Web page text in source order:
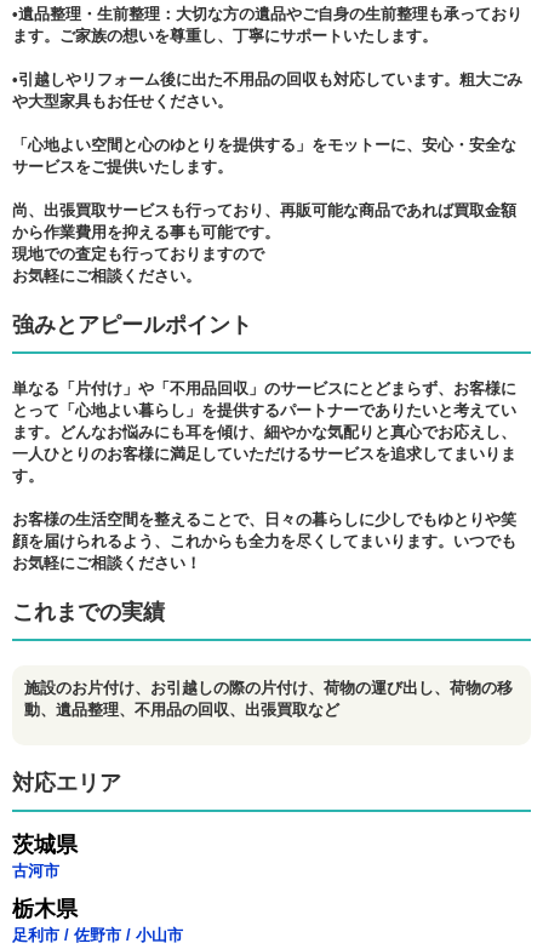
•遺品整理・生前整理：大切な方の遺品やご自身の生前整理も承っており
ます。ご家族の想いを尊重し、丁寧にサポートいたします。
•引越しやリフォーム後に出た不用品の回収も対応しています。粗大ごみ
や大型家具もお任せください。
「心地よい空間と心のゆとりを提供する」をモットーに、安心・安全な
サービスをご提供いたします。
尚、出張買取サービスも行っており、再販可能な商品であれば買取金額
から作業費用を抑える事も可能です。
現地での査定も行っておりますので
お気軽にご相談ください。
強みとアピールポイント
単なる「片付け」や「不用品回収」のサービスにとどまらず、お客様に
とって「心地よい暮らし」を提供するパートナーでありたいと考えてい
ます。どんなお悩みにも耳を傾け、細やかな気配りと真心でお応えし、
一人ひとりのお客様に満足していただけるサービスを追求してまいりま
す。
お客様の生活空間を整えることで、日々の暮らしに少しでもゆとりや笑
顔を届けられるよう、これからも全力を尽くしてまいります。いつでも
お気軽にご相談ください！
これまでの実績
施設のお片付け、お引越しの際の片付け、荷物の運び出し、荷物の移
動、遺品整理、不用品の回収、出張買取など
対応エリア
茨城県
古河市
栃木県
足利市 / 佐野市 / 小山市